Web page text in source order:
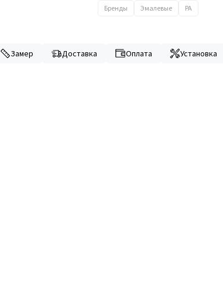
Бренды Эмалевые PA
Замер Доставка Оплата Установка